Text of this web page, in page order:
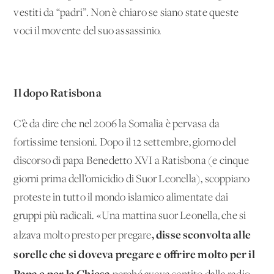
vestiti da “padri”. Non è chiaro se siano state queste
voci il movente del suo assassinio.
Il dopo Ratisbona
C’è da dire che nel 2006 la Somalia è pervasa da
fortissime tensioni. Dopo il 12 settembre, giorno del
discorso di papa Benedetto XVI a Ratisbona (e cinque
giorni prima dell’omicidio di Suor Leonella), scoppiano
proteste in tutto il mondo islamico alimentate dai
gruppi più radicali. «Una mattina suor Leonella, che si
alzava molto presto per pregare, disse sconvolta alle
sorelle che si doveva pregare e offrire molto per il